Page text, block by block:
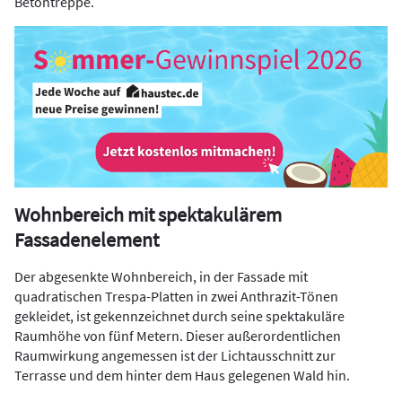
Wohnbereich mit spektakulärem
Fassadenelement
Der abgesenkte Wohnbereich, in der Fassade mit
quadratischen Trespa-Platten in zwei Anthrazit-Tönen
gekleidet, ist gekennzeichnet durch seine spektakuläre
Raumhöhe von fünf Metern. Dieser außerordentlichen
Raumwirkung angemessen ist der Lichtausschnitt zur
Terrasse und dem hinter dem Haus gelegenen Wald hin.